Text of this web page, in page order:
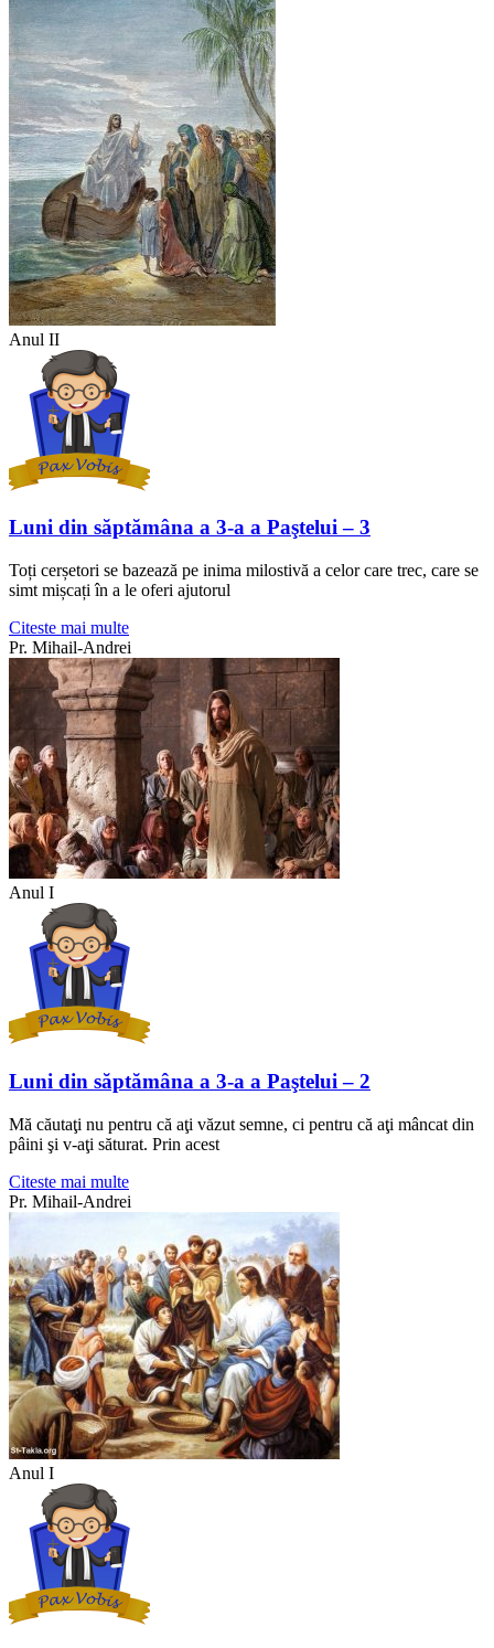
Anul II
Luni din săptămâna a 3-a a Paştelui – 3
Toți cerșetori se bazează pe inima milostivă a celor care trec, care se
simt mișcați în a le oferi ajutorul
Citeste mai multe
Pr. Mihail-Andrei
Anul I
Luni din săptămâna a 3-a a Paştelui – 2
Mă căutaţi nu pentru că aţi văzut semne, ci pentru că aţi mâncat din
pâini şi v-aţi săturat. Prin acest
Citeste mai multe
Pr. Mihail-Andrei
Anul I